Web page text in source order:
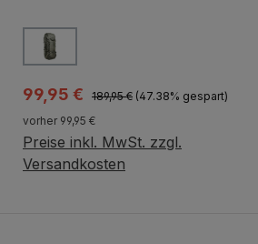
Farbe
Verkaufspreis:
99,95 € Regulärer Preis:
189,95 € (47.38% gespart)
vorher 99,95 €
Preise inkl. MwSt. zzgl.
Versandkosten
Variante wählen